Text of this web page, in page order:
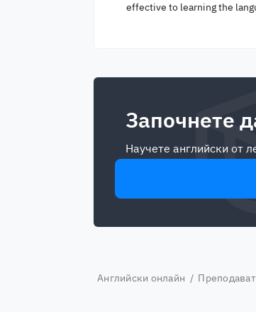
effective to learning the
Започнете
Научете английски от
Английски онлайн /